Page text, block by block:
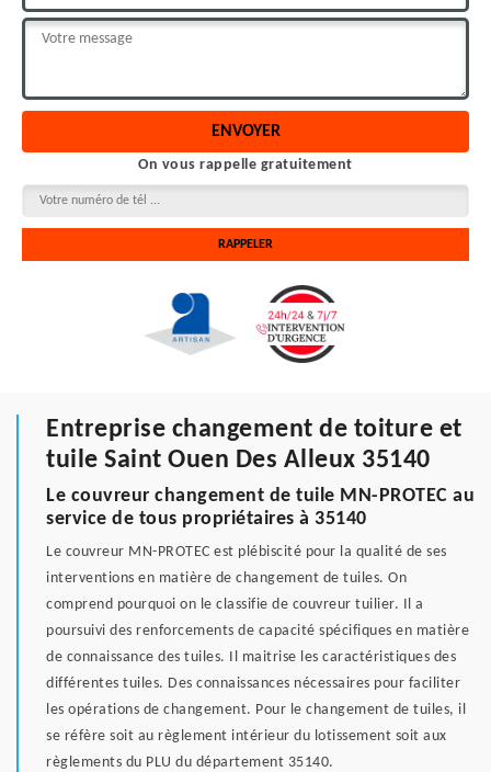
On vous rappelle gratuitement
Entreprise changement de toiture et
tuile Saint Ouen Des Alleux 35140
Le couvreur changement de tuile MN-PROTEC au
service de tous propriétaires à 35140
Le couvreur MN-PROTEC est plébiscité pour la qualité de ses
interventions en matière de changement de tuiles. On
comprend pourquoi on le classifie de couvreur tuilier. Il a
poursuivi des renforcements de capacité spécifiques en matière
de connaissance des tuiles. Il maitrise les caractéristiques des
différentes tuiles. Des connaissances nécessaires pour faciliter
les opérations de changement. Pour le changement de tuiles, il
se réfère soit au règlement intérieur du lotissement soit aux
règlements du PLU du département 35140.